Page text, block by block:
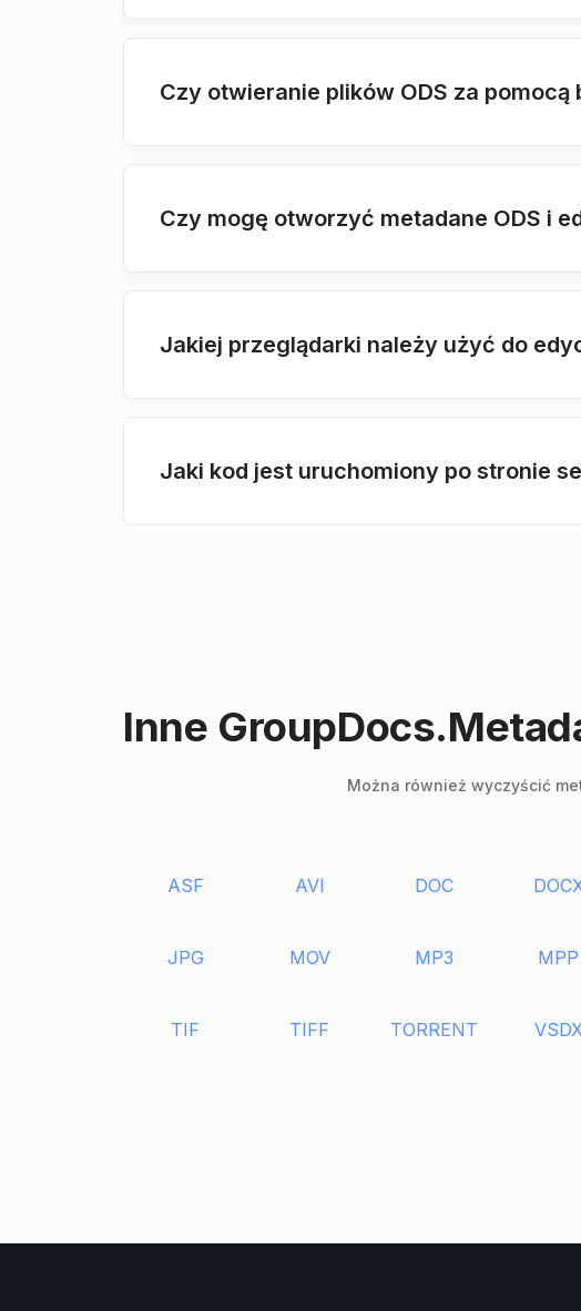
Czy otwieranie plików ODS za
Czy mogę otworzyć metadane ODS i
Jakiej przeglądarki należy użyć do
Jaki kod jest uruchomiony po stronie
Inne
Można również wyczyścić
ASF AVI DOC
JPG MOV MP3 MPP
TIF TIFF TORRENT VSDX